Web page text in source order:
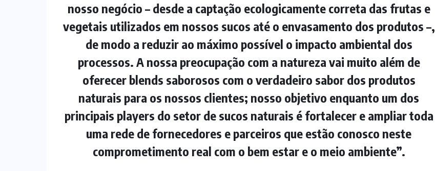
nosso negócio – desde a captação ecologicamente correta das frutas e
vegetais utilizados em nossos sucos até o envasamento dos produtos –,
de modo a reduzir ao máximo possível o impacto ambiental dos
processos. A nossa preocupação com a natureza vai muito além de
oferecer blends saborosos com o verdadeiro sabor dos produtos
naturais para os nossos clientes; nosso objetivo enquanto um dos
principais players do setor de sucos naturais é fortalecer e ampliar toda
uma rede de fornecedores e parceiros que estão conosco neste
comprometimento real com o bem estar e o meio ambiente”.